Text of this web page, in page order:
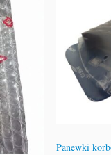
Panewki